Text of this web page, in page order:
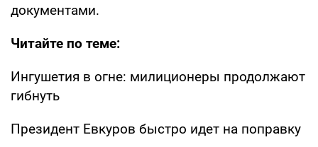
документами.
Читайте по теме:
Ингушетия в огне: милиционеры продолжают
гибнуть
Президент Евкуров быстро идет на поправку